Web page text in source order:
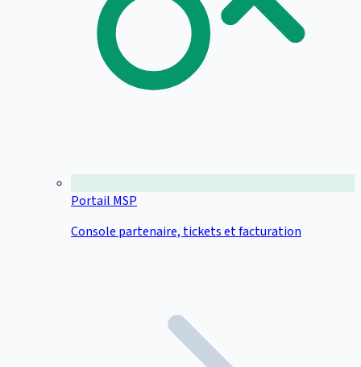
Portail MSP
Console partenaire, tickets et facturation